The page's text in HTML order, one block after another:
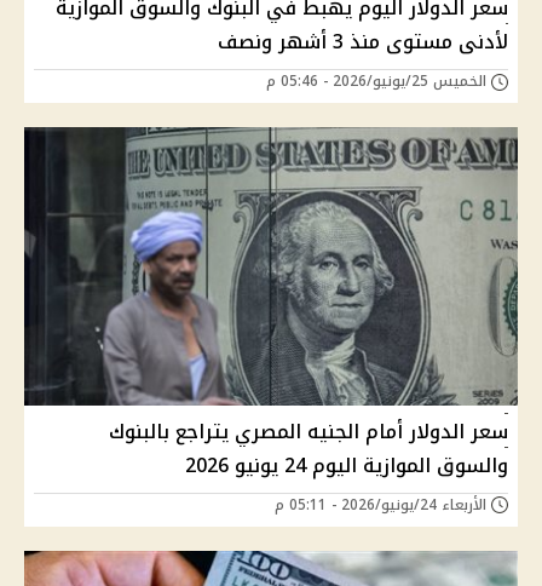
سعر الدولار اليوم يهبط في البنوك والسوق الموازية
لأدنى مستوى منذ 3 أشهر ونصف
الخميس 25/يونيو/2026 - 05:46 م
سعر الدولار أمام الجنيه المصري يتراجع بالبنوك
والسوق الموازية اليوم 24 يونيو 2026
الأربعاء 24/يونيو/2026 - 05:11 م